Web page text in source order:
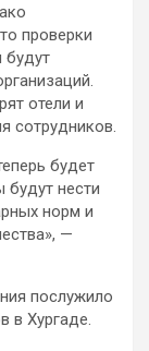
проверки
будут
отели и
сотрудников.
будет
будут нести
норм и
—
послужило
в Хургаде.